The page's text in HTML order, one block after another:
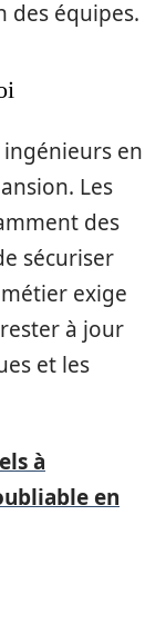
des équipes.
ingénieurs en
Les
des
sécuriser
exige
à jour
et les
à
en